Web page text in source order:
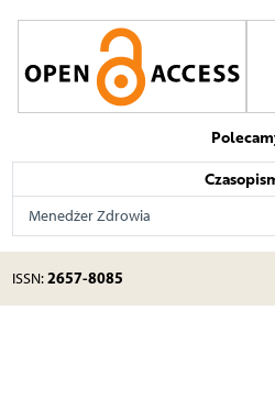
Menedżer Zdrowia
ISSN:2657-8085